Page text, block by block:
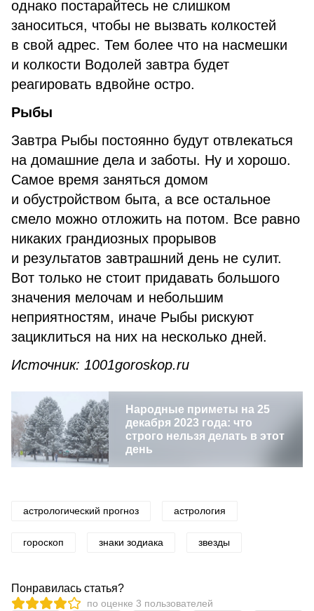
однако постарайтесь не слишком
заноситься, чтобы не вызвать колкостей
в свой адрес. Тем более что на насмешки
и колкости Водолей завтра будет
реагировать вдвойне остро.
Рыбы
Завтра Рыбы постоянно будут отвлекаться
на домашние дела и заботы. Ну и хорошо.
Самое время заняться домом
и обустройством быта, а все остальное
смело можно отложить на потом. Все равно
никаких грандиозных прорывов
и результатов завтрашний день не сулит.
Вот только не стоит придавать большого
значения мелочам и небольшим
неприятностям, иначе Рыбы рискуют
зациклиться на них на несколько дней.
Источник: 1001goroskop.ru
Народные приметы на 25
декабря 2023 года: что
строго нельзя делать в этот
день
астрологический прогноз астрология
гороскоп знаки зодиака звезды
Понравилась статья?
по оценке 3 пользователей